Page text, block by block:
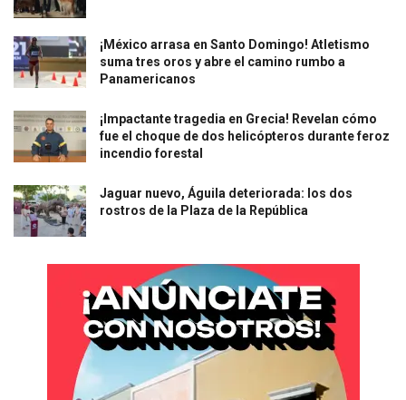
¡México arrasa en Santo Domingo! Atletismo
suma tres oros y abre el camino rumbo a
Panamericanos
¡Impactante tragedia en Grecia! Revelan cómo
fue el choque de dos helicópteros durante feroz
incendio forestal
Jaguar nuevo, Águila deteriorada: los dos
rostros de la Plaza de la República